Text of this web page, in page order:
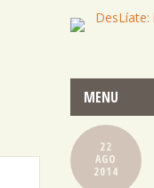
MENU
22
AGO
2014